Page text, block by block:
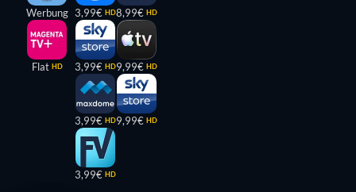
Werbung
Flat HD
3,99€ HD
3,99€ HD
3,99€ HD
3,99€ HD
8,99€ HD
9,99€ HD
9,99€ HD